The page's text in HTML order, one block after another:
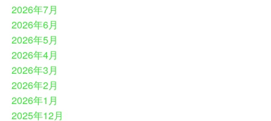
2026年7月
2026年6月
2026年5月
2026年4月
2026年3月
2026年2月
2026年1月
2025年12月